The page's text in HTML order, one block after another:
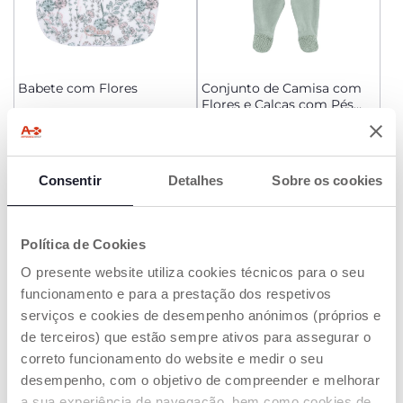
Consentir Detalhes Sobre os cookies
Política de Cookies
O presente website utiliza cookies técnicos para o seu
funcionamento e para a prestação dos respetivos
serviços e cookies de desempenho anónimos (próprios e
de terceiros) que estão sempre ativos para assegurar o
correto funcionamento do website e medir o seu
desempenho, com o objetivo de compreender e melhorar
Babete com Flores
€ 9,99
Conjunto de Camisa com
Flores e Calças com Pés